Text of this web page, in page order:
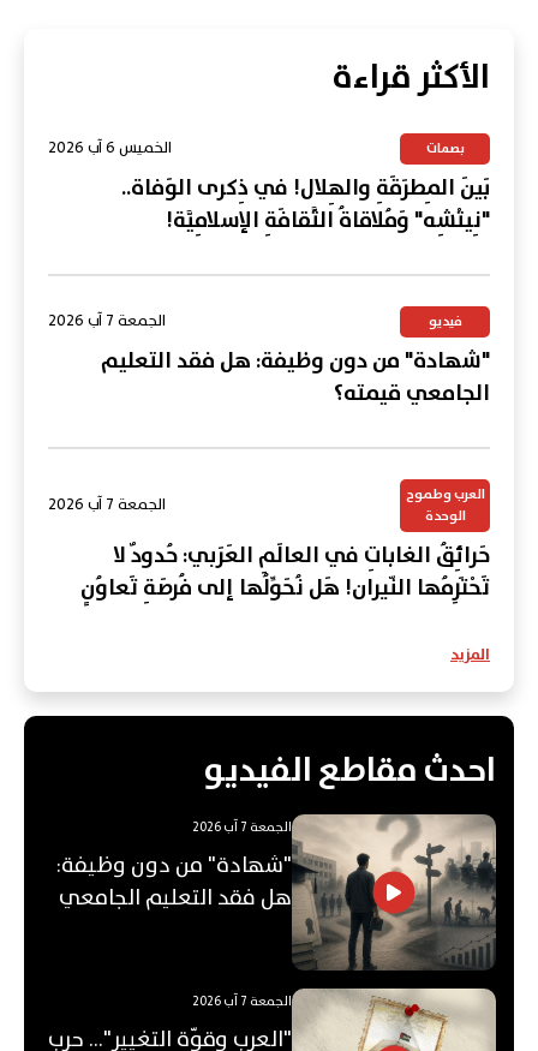
الأكثر قراءة
بصمات الخميس 6 آب 2026
بَينَ المِطرَقَةِ والهِلال! في ذِكرى الوَفاة..
"نِيتْشِه" وَمُلاقاةُ الثَّقافَةِ الإسلامِيَّة!
فيديو الجمعة 7 آب 2026
"شهادة" من دون وظيفة: هل فقد التعليم
الجامعي قيمته؟
العرب وطموح
الوحدة
الجمعة 7 آب 2026
حَرائِقُ الغاباتِ في العالَمِ العَرَبي: حُدودٌ لا
تَحْتَرِمُها النّيران! هَل نُحَوِّلُها إلى فُرصَةِ تَعاوُنٍ
المزيد
احدث مقاطع الفيديو
الجمعة 7 آب 2026
"شهادة" من دون وظيفة:
هل فقد التعليم الجامعي
الجمعة 7 آب 2026
"العرب وقوّة التغيير"... حرب